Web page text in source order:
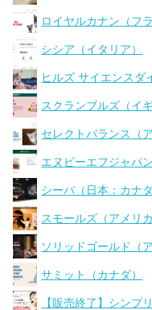
ロイヤルカナン（フラ
シシア（イタリア）
ヒルズ サイエンスダ
スクランブルズ（イギ
セレクトバランス（
エヌピーエフジャパ
シーバ（日本：カナダ
スモールズ（アメリカ
ソリッドゴールド（
サミット（カナダ）
【販売終了】シンプ